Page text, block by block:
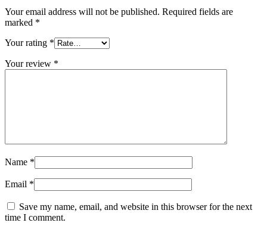
Your email address will not be published. Required fields are
marked *
Your rating *
Your review *
Name *
Email *
Save my name, email, and website in this browser for the next
time I comment.